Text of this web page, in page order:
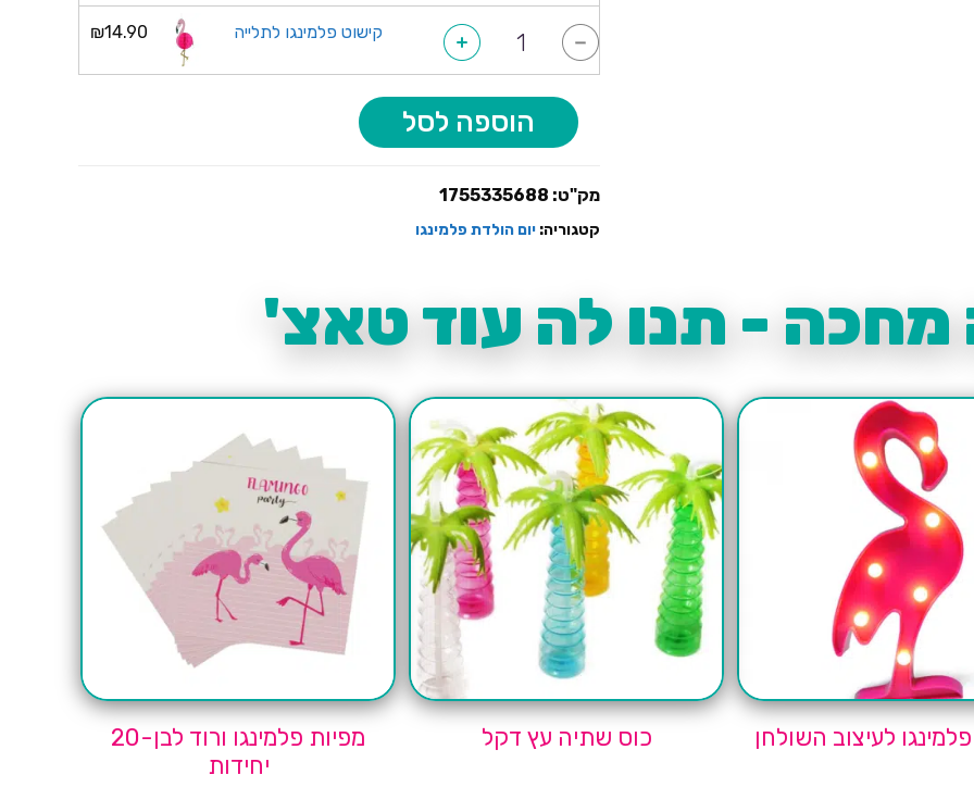
-
+ קישוט פלמינגו לתלייה ₪14.90
הוספה לסל
מק"ט: 1755335688
קטגוריה: יום הולדת פלמינגו
מחכה - תנו לה עוד טאצ'
לעיצוב השולחן כוס שתיה עץ דקל
מפיות פלמינגו ורוד לבן-20
יחידות